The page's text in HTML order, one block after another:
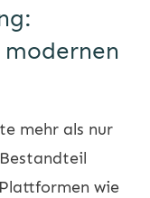
mehr als nur
wie